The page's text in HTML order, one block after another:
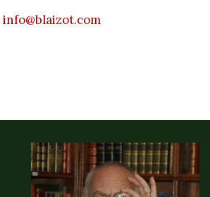
info@blaizot.com